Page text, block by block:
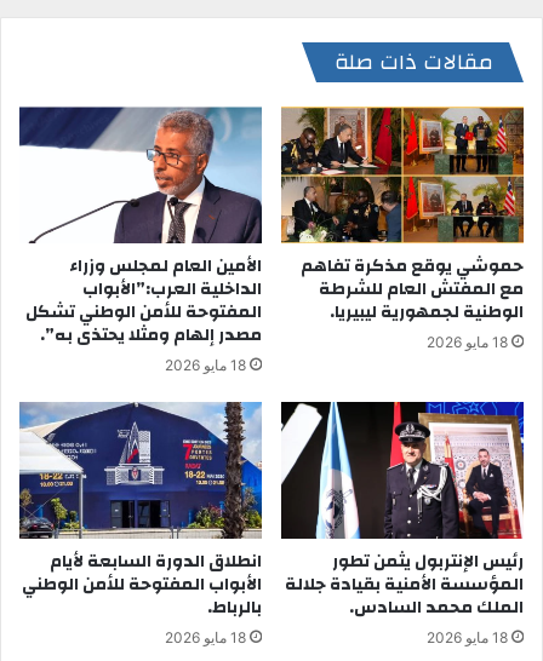
مقالات ذات صلة
حموشي يوقع مذكرة تفاهم
مع المفتش العام للشرطة
الوطنية لجمهورية ليبيريا.
18 مايو 2026
الأمين العام لمجلس وزراء
الداخلية العرب:”الأبواب
المفتوحة للأمن الوطني تشكل
مصدر إلهام ومثلا يحتذى به”.
18 مايو 2026
رئيس الإنتربول يثمن تطور
المؤسسة الأمنية بقيادة جلالة
الملك محمد السادس.
18 مايو 2026
انطلاق الدورة السابعة لأيام
الأبواب المفتوحة للأمن الوطني
بالرباط.
18 مايو 2026